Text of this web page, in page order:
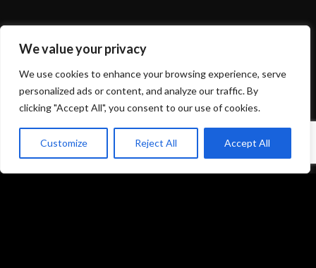
We value your privacy
We use cookies to enhance your browsing experience, serve
personalized ads or content, and analyze our traffic. By
clicking "Accept All", you consent to our use of cookies.
Customize Reject All Accept All